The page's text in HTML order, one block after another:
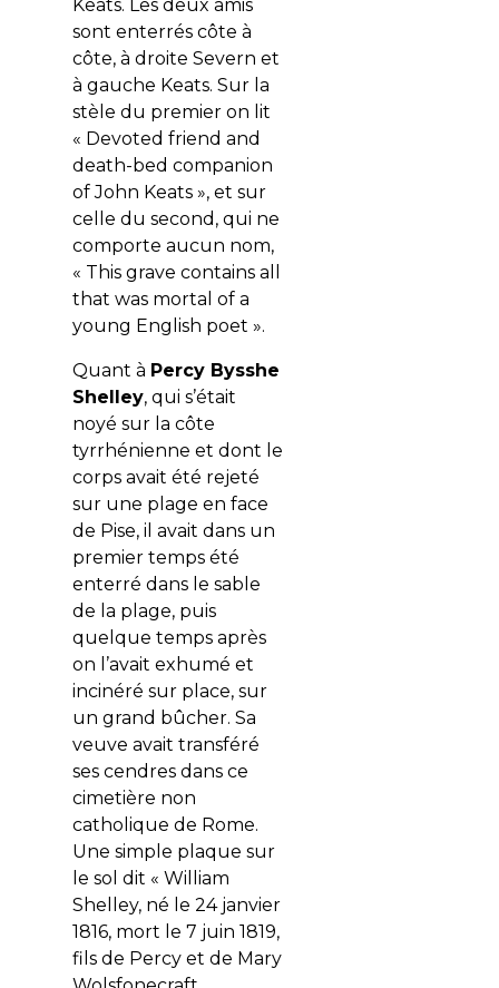
Keats. Les deux amis
sont enterrés côte à
côte, à droite Severn et
à gauche Keats. Sur la
stèle du premier on lit
« Devoted friend and
death-bed companion
of John Keats », et sur
celle du second, qui ne
comporte aucun nom,
« This grave contains all
that was mortal of a
young English poet ».
Quant à Percy Bysshe
Shelley, qui s’était
noyé sur la côte
tyrrhénienne et dont le
corps avait été rejeté
sur une plage en face
de Pise, il avait dans un
premier temps été
enterré dans le sable
de la plage, puis
quelque temps après
on l’avait exhumé et
incinéré sur place, sur
un grand bûcher. Sa
veuve avait transféré
ses cendres dans ce
cimetière non
catholique de Rome.
Une simple plaque sur
le sol dit « William
Shelley, né le 24 janvier
1816, mort le 7 juin 1819,
fils de Percy et de Mary